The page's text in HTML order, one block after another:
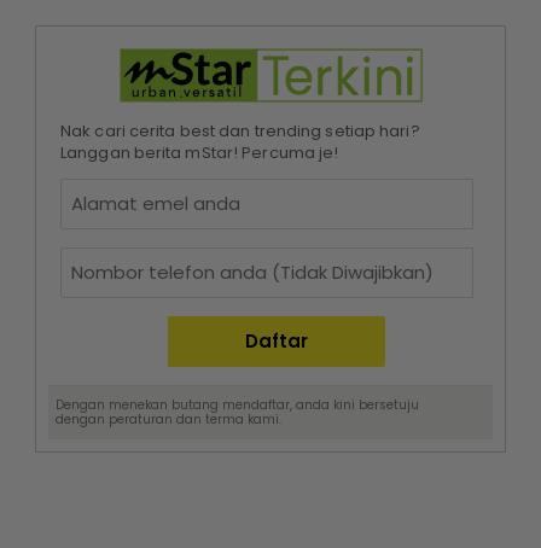
Nak cari cerita best dan trending setiap hari?
Langgan berita mStar! Percuma je!
Dengan menekan butang mendaftar, anda kini bersetuju
dengan peraturan dan terma kami.